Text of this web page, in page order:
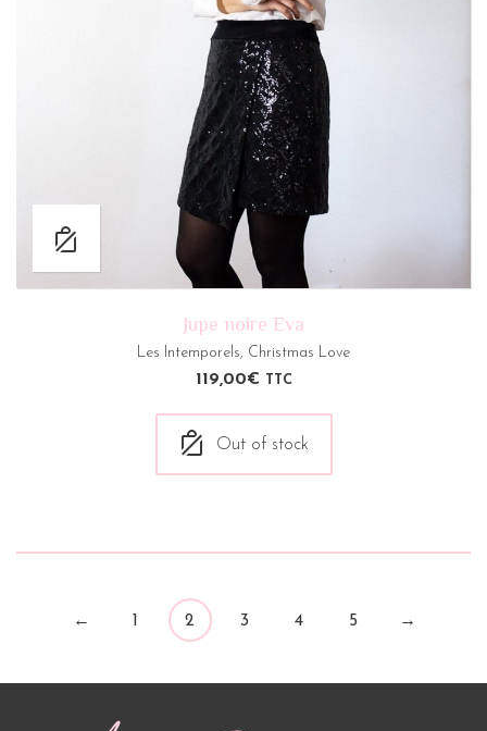
Jupe noire Eva
Les Intemporels, Christmas Love
119,00€ TTC
Out of stock
← 1 2 3 4 5 →